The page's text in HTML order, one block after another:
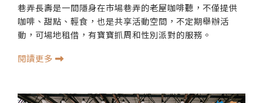
巷弄長壽是一間隱身在市場巷弄的老屋咖啡聽，不僅提供
咖啡、甜點、輕食，也是共享活動空間，不定期舉辦活
動，可場地租借，有寶寶抓周和性別派對的服務。
閱讀更多